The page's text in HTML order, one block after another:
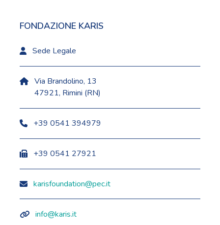
FONDAZIONE KARIS
Sede Legale
Via Brandolino, 13
47921, Rimini (RN)
+39 0541 394979
+39 0541 27921
karisfoundation@pec.it
info@karis.it